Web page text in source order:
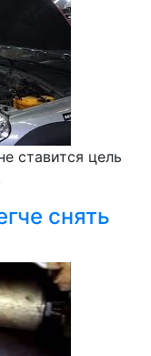
ставится цель
снять